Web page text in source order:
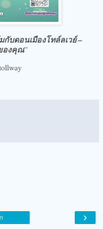
บดอนเมืองโทล์ลเวย์ –
องคุณ”
›